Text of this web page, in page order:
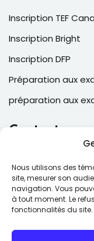
Nous utilisons des
site, mesurer son
navigation. Vous
à tout moment. Le
fonctionnalités du site.
Inscription TEF
Inscription Bright
Inscription DFP
Préparation aux
préparation aux
Contacts
(514) 543-6025
Lun – Ven: 9:00 –